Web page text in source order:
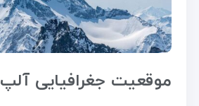
موقعیت جغرافیایی آلپ